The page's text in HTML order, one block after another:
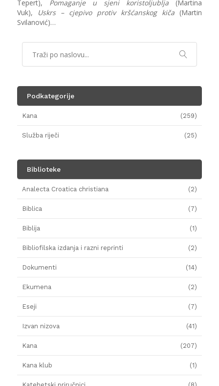
Tepert), Pomaganje u sjeni koristoljublja (Martina
Vuk),
Uskrs – cjepivo protiv kršćanskog kiča (Martin
Svilanović)…
Podkategorije
Kana (259)
Služba riječi (25)
Biblioteke
Analecta Croatica christiana (2)
Biblica (7)
Biblija (1)
Bibliofilska izdanja i razni reprinti (2)
Dokumenti (14)
Ekumena (2)
Eseji (7)
Izvan nizova (41)
Kana (207)
Kana klub (1)